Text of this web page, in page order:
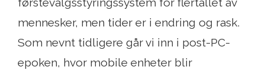
førstevalgsstyringssystem for flertallet av
mennesker, men tider er i endring og rask.
Som nevnt tidligere går vi inn i post-PC-
epoken, hvor mobile enheter blir